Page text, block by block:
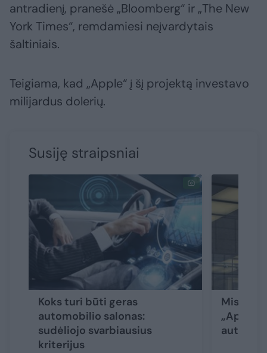
antradienį, pranešė „Bloomberg“ ir „The New
York Times“, remdamiesi neįvardytais
šaltiniais.
Teigiama, kad „Apple“ į šį projektą investavo
milijardus dolerių.
Susiję straipsniai
Koks turi būti geras
automobilio salonas:
sudėliojo svarbiausius
kriterijus
Misija
„Apple“